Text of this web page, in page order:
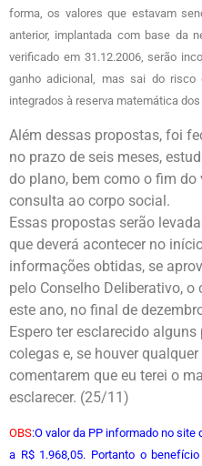
forma, os valores que estavam
anterior, implantada com base da
verificado em 31.12.2006, serão
ganho adicional, mas sai do risco
integrados à reserva matemática
Além dessas propostas, foi
no prazo de seis meses,
do plano, bem como o fim
consulta ao corpo social.
Essas propostas serão
que deverá acontecer no
informações obtidas, se
pelo Conselho Deliberativo,
este ano, no final de
Espero ter esclarecido
colegas e, se houver
comentarem que eu terei o
esclarecer. (25/11)
OBS:O valor da PP informado no site
a R$ 1.968,05. Portanto o